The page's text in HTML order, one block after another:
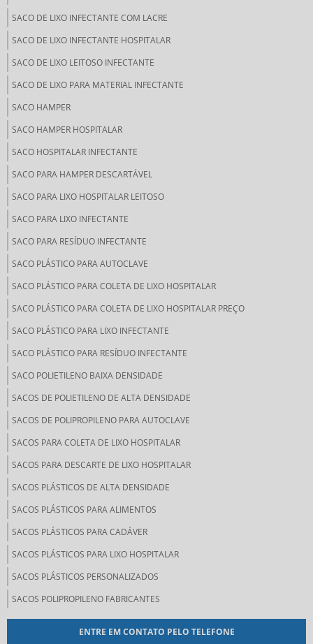
SACO DE LIXO INFECTANTE COM LACRE
SACO DE LIXO INFECTANTE HOSPITALAR
SACO DE LIXO LEITOSO INFECTANTE
SACO DE LIXO PARA MATERIAL INFECTANTE
SACO HAMPER
SACO HAMPER HOSPITALAR
SACO HOSPITALAR INFECTANTE
SACO PARA HAMPER DESCARTÁVEL
SACO PARA LIXO HOSPITALAR LEITOSO
SACO PARA LIXO INFECTANTE
SACO PARA RESÍDUO INFECTANTE
SACO PLÁSTICO PARA AUTOCLAVE
SACO PLÁSTICO PARA COLETA DE LIXO HOSPITALAR
SACO PLÁSTICO PARA COLETA DE LIXO HOSPITALAR PREÇO
SACO PLÁSTICO PARA LIXO INFECTANTE
SACO PLÁSTICO PARA RESÍDUO INFECTANTE
SACO POLIETILENO BAIXA DENSIDADE
SACOS DE POLIETILENO DE ALTA DENSIDADE
SACOS DE POLIPROPILENO PARA AUTOCLAVE
SACOS PARA COLETA DE LIXO HOSPITALAR
SACOS PARA DESCARTE DE LIXO HOSPITALAR
SACOS PLÁSTICOS DE ALTA DENSIDADE
SACOS PLÁSTICOS PARA ALIMENTOS
SACOS PLÁSTICOS PARA CADÁVER
SACOS PLÁSTICOS PARA LIXO HOSPITALAR
SACOS PLÁSTICOS PERSONALIZADOS
SACOS POLIPROPILENO FABRICANTES
ENTRE EM CONTATO PELO TELEFONE